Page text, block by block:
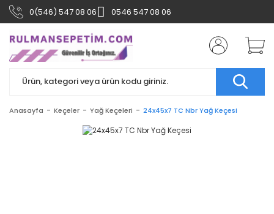
0(546) 547 08 06 0546 547 08 06
Anasayfa Keçeler Yağ Keçeleri 24x45x7 TC Nbr Yağ Keçesi